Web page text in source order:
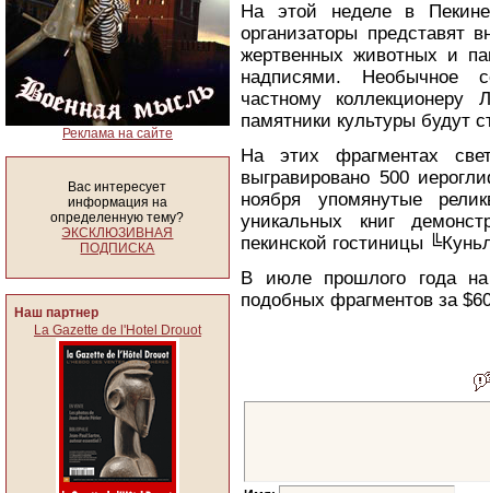
Реклама на сайте
Вас интересует
информация на
определенную тему?
ЭКСКЛЮЗИВНАЯ
ПОДПИСКА
Наш партнер
La Gazette de l'Hotel Drouot
На этой неделе в
организаторы представят
жертвенных животных и
надписями. Необычное
частному
памятники культуры будут
На этих фрагментах
выгравировано 500
ноября упомянутые
уникальных книг
пекинской гостиницы
В июле прошлого года
подобных фрагментов за